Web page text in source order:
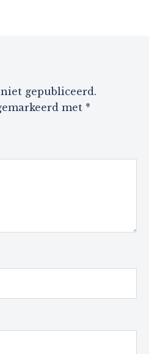
gepubliceerd.
met *